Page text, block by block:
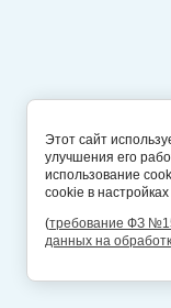
Этот сайт
улучшения его
использование
cookie в
(требование ФЗ
данных на